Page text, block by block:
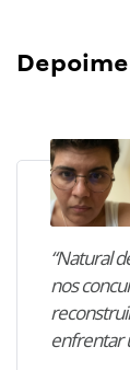
“Natural
nos
enfrentar